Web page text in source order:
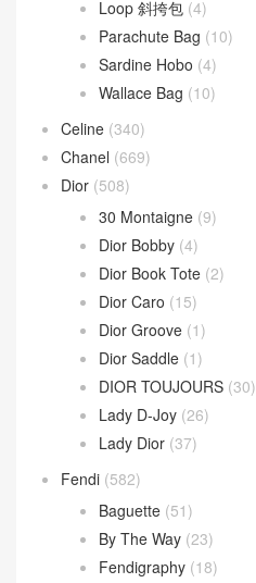
Loop 斜挎包 (4)
Parachute Bag (10)
Sardine Hobo (4)
Wallace Bag (10)
Celine (340)
Chanel (669)
Dior (508)
30 Montaigne (9)
Dior Bobby (4)
Dior Book Tote (2)
Dior Caro (15)
Dior Groove (1)
Dior Saddle (1)
DIOR TOUJOURS (30)
Lady D-Joy (26)
Lady Dior (37)
Fendi (582)
Baguette (51)
By The Way (23)
Fendigraphy (18)